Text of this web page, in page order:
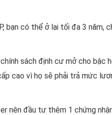
bạn có thể ở lại tối đa 3 năm,
sách định cư mở cho bậc
cao vì họ sẽ phải trả mức
nên đầu tư thêm 1 chứng